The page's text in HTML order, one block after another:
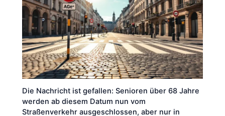
Die Nachricht ist gefallen: Senioren über 68 Jahre
werden ab diesem Datum nun vom
Straßenverkehr ausgeschlossen, aber nur in